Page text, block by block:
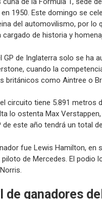
1950. Este domingo se
del automovilismo, por lo
cargado de historia y
GP de Inglaterra solo se ha
cuando la
británicos como Aintree o
circuito tiene 5.891 metros
lo ostenta Max
de este año tendrá un total
fue Lewis Hamilton, en
de Mercedes. El podio
de ganadores